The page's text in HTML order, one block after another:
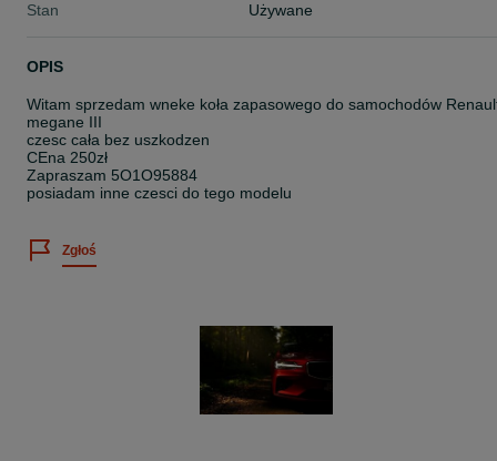
Stan
Używane
OPIS
Witam sprzedam wneke koła zapasowego do samochodów
megane III
czesc cała bez uszkodzen
CEna 250zł
Zapraszam 5O1O95884
posiadam inne czesci do tego modelu
Zgłoś